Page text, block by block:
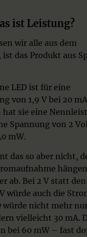
ist Leistung?
wir alle aus dem
das Produkt aus
LED ist für eine
von 1,9 V bei 20 mA
sie eine
Spannung von 2
mW.
das so aber nicht,
ab. Bei 2 V statt den
würde auch die
würde nicht mehr
vielleicht 30 mA.
bei 60 mW – fast